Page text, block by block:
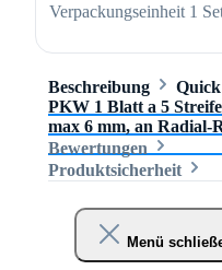
Verpackungseinheit 1
Beschreibung
PKW 1 Blatt a 5
max 6 mm, an Radial-
Bewertungen
Produktsicherheit
Menü